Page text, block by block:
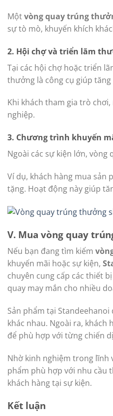
Mộtvòng quay trúng
sự tò mò, khuyến khích
2. Hội chợ và triển lãm
Tại các hội chợ hoặc triển
thưởng là công cụ giúp
Khi khách tham gia trò
nghiệp.
3. Chương trình khuyến
Ngoài các sự kiện lớn,
Ví dụ, khách hàng mua
tặng. Hoạt động này giúp
V. Mua vòng quay
Nếu bạn đang tìm kiếm
khuyến mãi hoặc sự kiện,
chuyên cung cấp các thiết
quay may mắn cho nhiều
Sản phẩm tại
khác nhau. Ngoài ra, khách
để phù hợp với từng chiến
Nhờ kinh nghiệm trong lĩnh
phẩm phù hợp với nhu cầu
khách hàng tại sự kiện.
Kết luận